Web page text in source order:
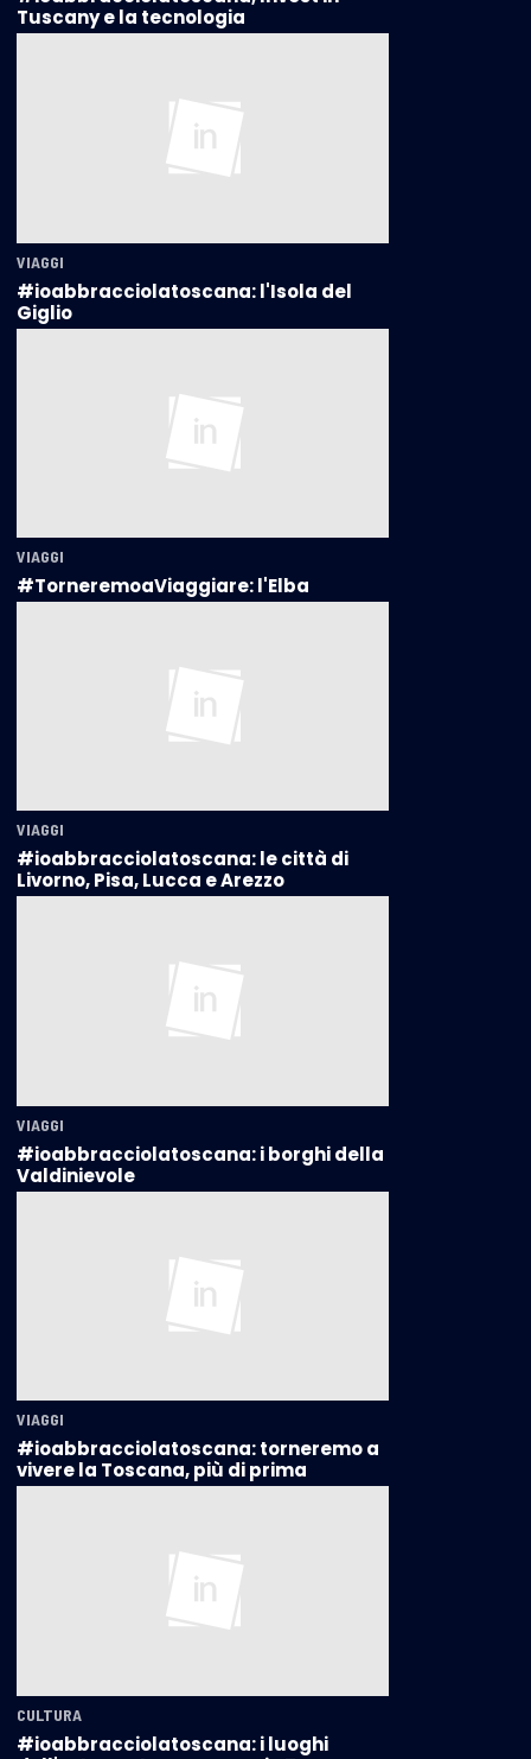
Tuscany e la tecnologia
VIAGGI
#ioabbracciolatoscana: l'Isola del
Giglio
VIAGGI
#TorneremoaViaggiare: l'Elba
VIAGGI
#ioabbracciolatoscana: le città di
Livorno, Pisa, Lucca e Arezzo
VIAGGI
#ioabbracciolatoscana: i borghi della
Valdinievole
VIAGGI
#ioabbracciolatoscana: torneremo a
vivere la Toscana, più di prima
CULTURA
#ioabbracciolatoscana: i luoghi